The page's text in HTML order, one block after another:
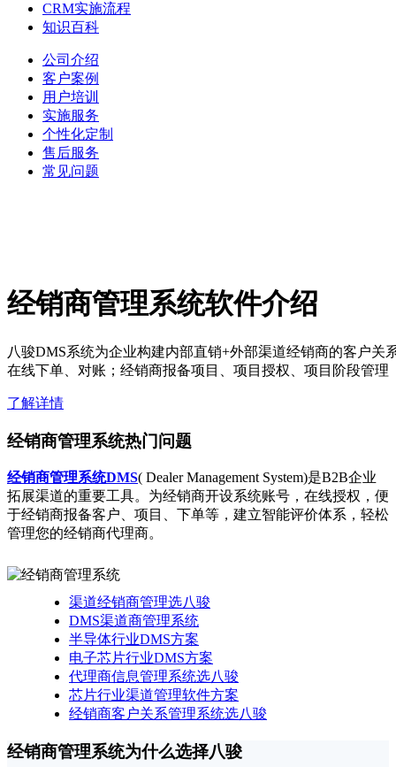
CRM实施流程
知识百科
公司介绍
客户案例
用户培训
实施服务
个性化定制
售后服务
常见问题
经销商管理系统软件介绍
八骏DMS系统为企业构建内部直销+外部渠道经销商的客户
在线下单、对账；经销商报备项目、项目授权、项目阶段管理
了解详情
经销商管理系统热门问题
经销商管理系统DMS( Dealer Management System)是B2B企业
拓展渠道的重要工具。为经销商开设系统账号，在线授权，便
于经销商报备客户、项目、下单等，建立智能评价体系，轻松
管理您的经销商代理商。
渠道经销商管理选八骏
DMS渠道商管理系统
半导体行业DMS方案
电子芯片行业DMS方案
代理商信息管理系统选八骏
芯片行业渠道管理软件方案
经销商客户关系管理系统选八骏
经销商管理系统为什么选择八骏